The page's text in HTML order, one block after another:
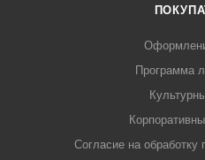
Программа
Согласие на